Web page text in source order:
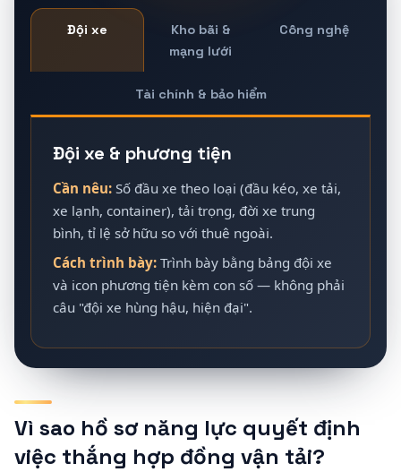
Đội xe
Kho bãi &
mạng lưới
Công nghệ
Tài chính & bảo hiểm
Đội xe & phương tiện
Cần nêu:Số đầu xe theo loại (đầu kéo, xe tải,
xe lạnh, container), tải trọng, đời xe trung
bình, tỉ lệ sở hữu so với thuê ngoài.
Cách trình bày:Trình bày bằng bảng đội xe
và icon phương tiện kèm con số — không phải
câu "đội xe hùng hậu, hiện đại".
Vì sao hồ sơ năng lực quyết định
việc thắng hợp đồng vận tải?